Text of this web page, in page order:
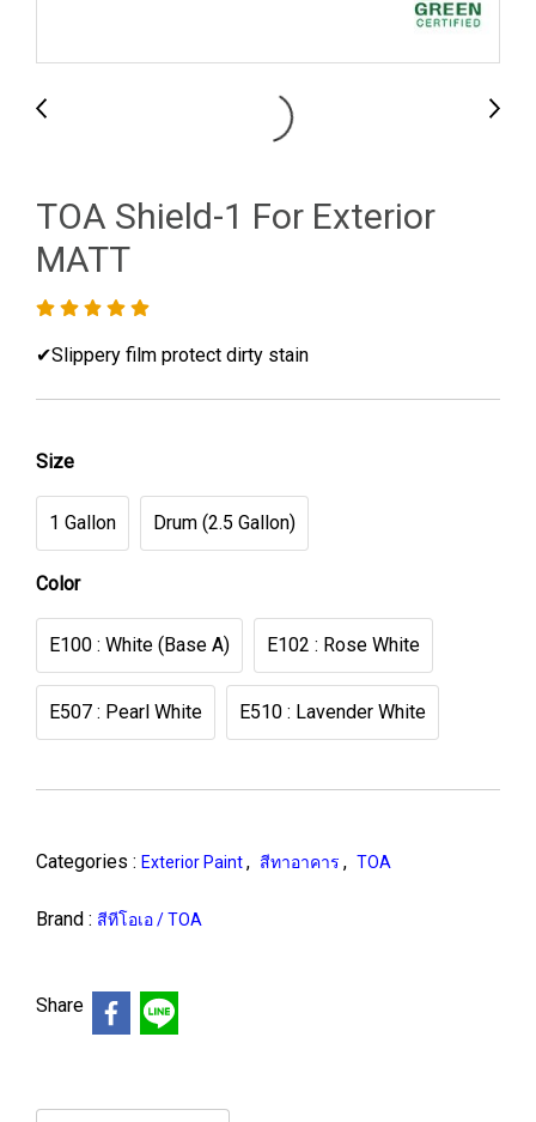
TOA Shield-1 For Exterior
MATT
✔Slippery film protect dirty stain
Size
1 Gallon Drum (2.5 Gallon)
Color
E100 : White (Base A) E102 : Rose White
E507 : Pearl White E510 : Lavender White
Categories : Exterior Paint, สีทาอาคาร , TOA
Brand : สีทีโอเอ / TOA
Share